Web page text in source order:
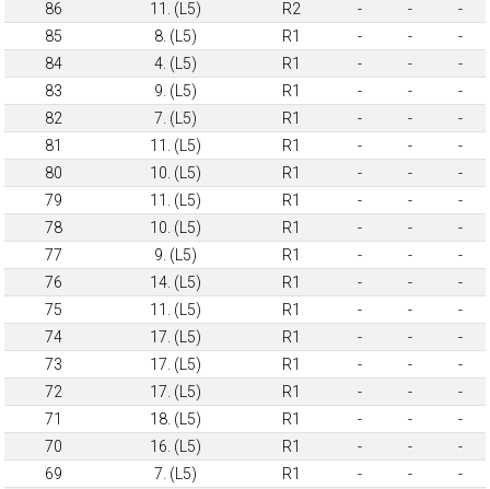
86 11. (L5) R2 - -
-
85
8. (L5) R1 - -
-
84
4. (L5) R1 - -
-
83
9. (L5) R1 - -
-
82
7. (L5) R1 - -
-
81
11. (L5) R1 - -
-
80
10. (L5) R1 - -
-
79
11. (L5) R1 - -
-
78
10. (L5) R1 - -
-
77
9. (L5) R1 - -
-
76
14. (L5) R1 - -
-
75
11. (L5) R1 - -
-
74
17. (L5) R1 - -
-
73
17. (L5) R1 - -
-
72
17. (L5) R1 - -
-
71
18. (L5) R1 - -
-
70
16. (L5) R1 - -
-
69
7. (L5) R1 - -
-